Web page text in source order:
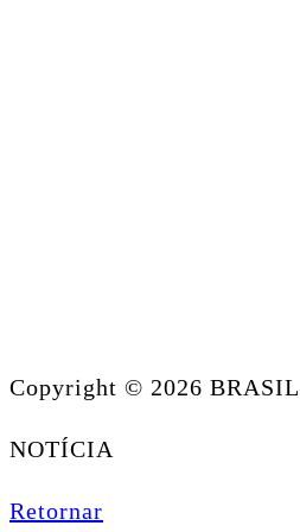
Copyright © 2026
NOTÍCIA
Retornar